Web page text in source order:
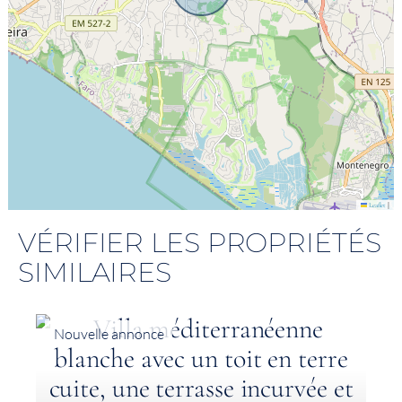
Leaflet |
VÉRIFIER LES PROPRIÉTÉS
SIMILAIRES
Nouvelle annonce